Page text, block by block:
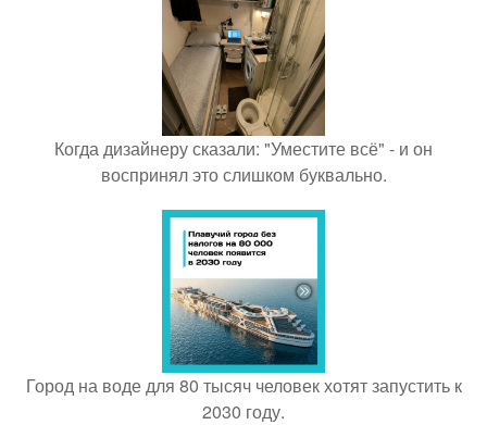
Когда дизайнеру сказали: "Уместите всё" - и он
воспринял это слишком буквально.
Город на воде для 80 тысяч человек хотят запустить к
2030 году.